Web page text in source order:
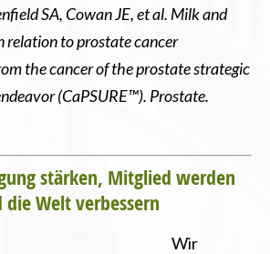
SA, Cowan JE, et al. Milk and
relation to prostate cancer
the cancer of the prostate strategic
(CaPSURE™). Prostate.
stärken, Mitglied werden
die Welt verbessern
Wir